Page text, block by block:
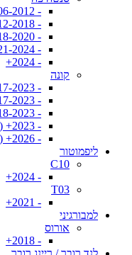
- 2006-2012
- 2012-2018
- 2018-2020
- 2021-2024
- 2024+
קונה
- 2017-2023 (בנזין)
- 2017-2023 (הייבריד)
- 2018-2023 (חשמלית)
- 2023+ (בנזין/הייבריד)
- 2026+ (חשמלית)
ליפמוטור
C10
- 2024+
T03
- 2021+
למבורגיני
אורוס
- 2018+